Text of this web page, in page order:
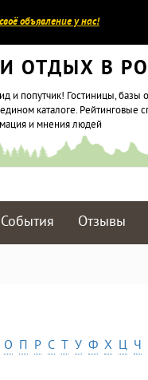
объявление у нас!
ОТДЫХ В
и попутчик! Гостиницы, базы
каталоге. Рейтинговые
и мнения людей
События Отзывы
О П Р С Т У Ф Х Ц Ч